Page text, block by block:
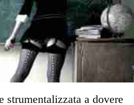
strumentalizzata a dovere